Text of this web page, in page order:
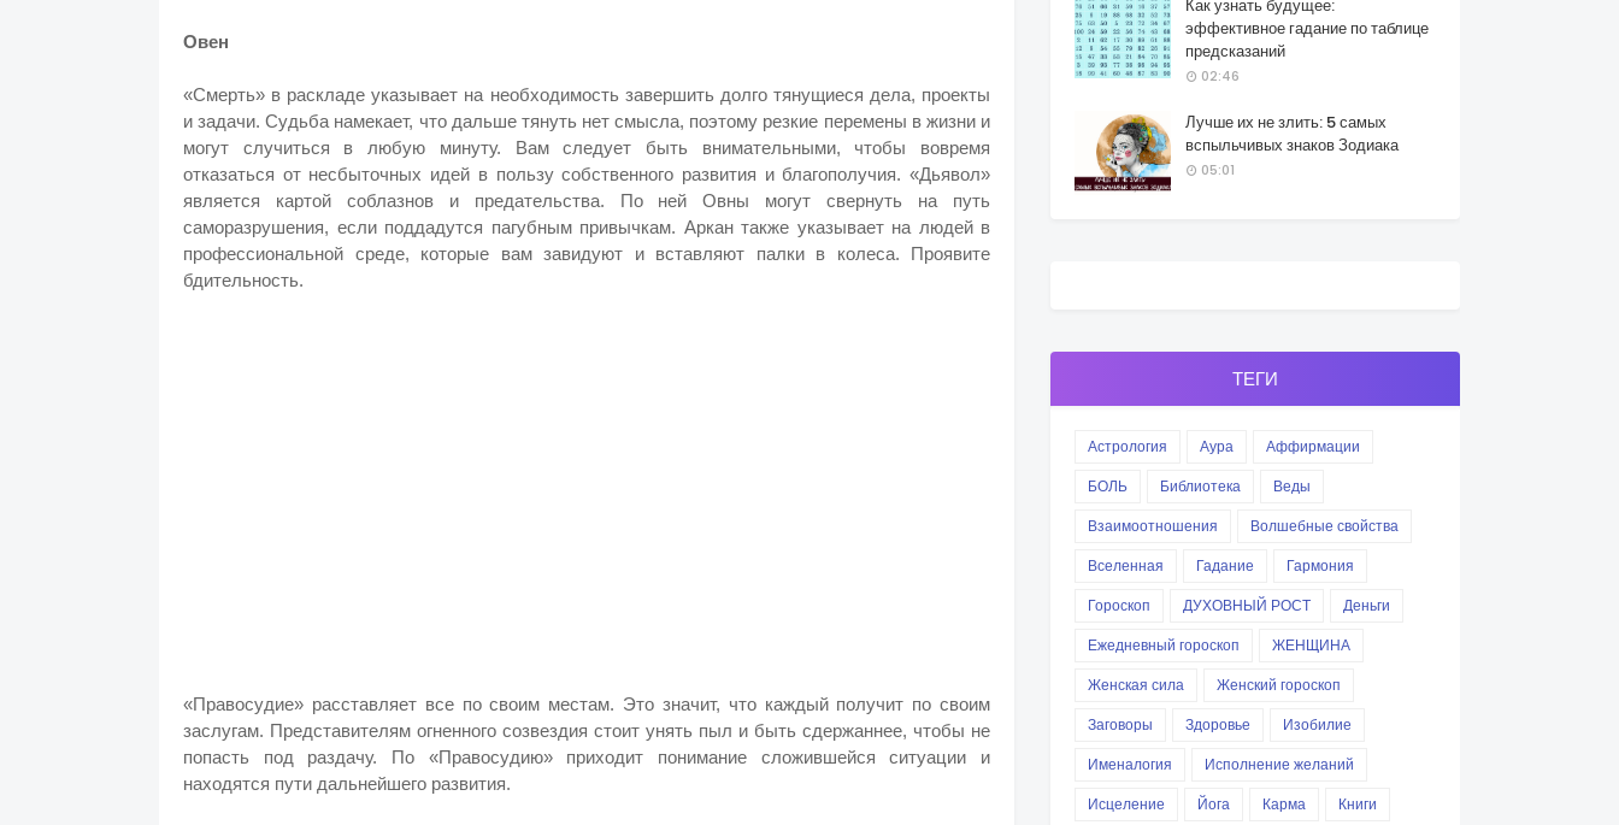
Овен
«Смерть» в раскладе указывает на необходимость завершить долго тянущиеся дела, проекты
и задачи. Судьба намекает, что дальше тянуть нет смысла, поэтому резкие перемены в жизни и
могут случиться в любую минуту. Вам следует быть внимательными, чтобы вовремя
отказаться от несбыточных идей в пользу собственного развития и благополучия. «Дьявол»
является картой соблазнов и предательства. По ней Овны могут свернуть на путь
саморазрушения, если поддадутся пагубным привычкам. Аркан также указывает на людей в
профессиональной среде, которые вам завидуют и вставляют палки в колеса. Проявите
бдительность.
«Правосудие» расставляет все по своим местам. Это значит, что каждый получит по своим
заслугам. Представителям огненного созвездия стоит унять пыл и быть сдержаннее, чтобы не
попасть под раздачу. По «Правосудию» приходит понимание сложившейся ситуации и
находятся пути дальнейшего развития.
Как узнать будущее:
эффективное гадание по таблице
предсказаний
02:46
Лучше их не злить: 5 самых
вспыльчивых знаков Зодиака
05:01
ТЕГИ
Астрология Аура
Аффирмации
БОЛЬ
Библиотека
Веды
Взаимоотношения
Волшебные свойства
Вселенная
Гадание
Гармония
Гороскоп
ДУХОВНЫЙ РОСТ
Деньги
Ежедневный гороскоп
ЖЕНЩИНА
Женская сила
Женский гороскоп
Заговоры
Здоровье
Изобилие
Именалогия
Исполнение желаний
Исцеление
Йога Карма
Книги